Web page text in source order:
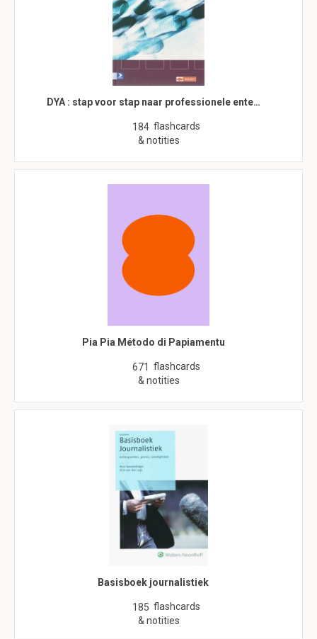
DYA : stap voor stap naar professionele ente…
184 flashcards
& notities
Pia Pia Método di Papiamentu
671 flashcards
& notities
Basisboek journalistiek
185 flashcards
& notities